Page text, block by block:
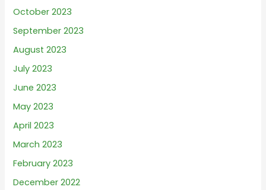
October 2023
September 2023
August 2023
July 2023
June 2023
May 2023
April 2023
March 2023
February 2023
December 2022